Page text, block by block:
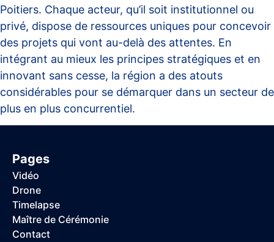
Poitiers. Chaque acteur, qu’il soit institutionnel ou
privé, dispose de ressources uniques pour concevoir
des projets qui vont au-delà des attentes. En
intégrant au mieux les principes stratégiques et en
innovant sans cesse, la région a des atouts
considérables pour se démarquer dans un secteur de
plus en plus concurrentiel.
Pages
Vidéo
Drone
Timelapse
Maître de Cérémonie
Contact